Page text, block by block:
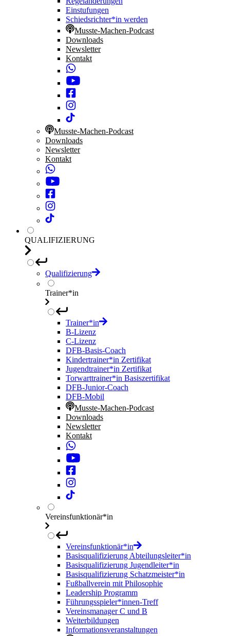
Einstufungen
Schiedsrichter*in werden
Musste-Machen-Podcast
Downloads
Newsletter
Kontakt
Musste-Machen-Podcast
Downloads
Newsletter
Kontakt
QUALIFIZIERUNG
Qualifizierung
Trainer*in
Trainer*in
B-Lizenz
C-Lizenz
DFB-Basis-Coach
Kindertrainer*in Zertifikat
Jugendtrainer*in Zertifikat
Torwarttrainer*in Basiszertifikat
DFB-Junior-Coach
DFB-Mobil
Musste-Machen-Podcast
Downloads
Newsletter
Kontakt
Vereinsfunktionär*in
Vereinsfunktionär*in
Basisqualifizierung Abteilungsleiter*in
Basisqualifizierung Jugendleiter*in
Basisqualifizierung Schatzmeister*in
Fußballverein mit Philosophie
Leadership Programm
Führungsspieler*innen-Treff
Vereinsmanager C und B
Weiterbildungen
Informationsveranstaltungen